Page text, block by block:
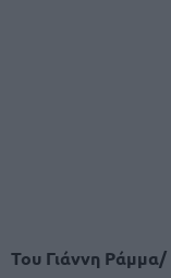
Του Γιάννη Ράμμα/